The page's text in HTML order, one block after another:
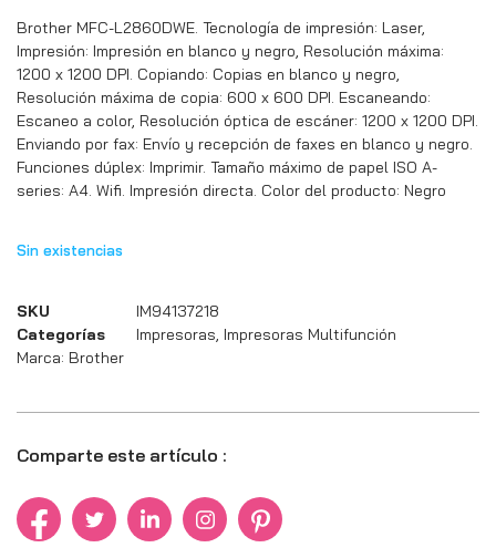
Brother MFC-L2860DWE. Tecnología de impresión: Laser,
Impresión: Impresión en blanco y negro, Resolución máxima:
1200 x 1200 DPI. Copiando: Copias en blanco y negro,
Resolución máxima de copia: 600 x 600 DPI. Escaneando:
Escaneo a color, Resolución óptica de escáner: 1200 x 1200 DPI.
Enviando por fax: Envío y recepción de faxes en blanco y negro.
Funciones dúplex: Imprimir. Tamaño máximo de papel ISO A-
series: A4. Wifi. Impresión directa. Color del producto: Negro
Sin existencias
SKU
IM94137218
Categorías
Impresoras Impresoras Multifunción
Marca: Brother
Comparte este artículo :